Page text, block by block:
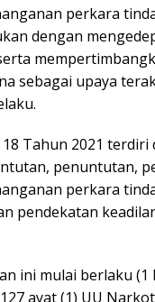
perkara
dengan
sebagai upaya
Tahun 2021
penuntutan,
perkara
pendekatan
ini mulai berlaku
ayat (1) UU